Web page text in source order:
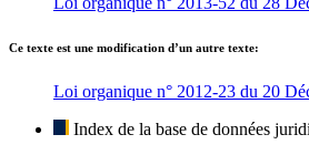
Ce texte est une modification d’un autre texte:
Loi organique n° 2012-23 du 20
Index de la base de données